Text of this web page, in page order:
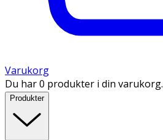
Varukorg
Du har 0 produkter i din varukorg.
Produkter